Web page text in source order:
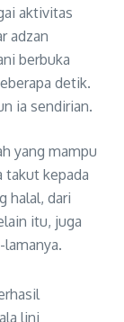
aktivitas
adzan
berbuka
detik.
ia sendirian.
yang mampu
takut kepada
halal, dari
itu, juga
lamanya.
lini